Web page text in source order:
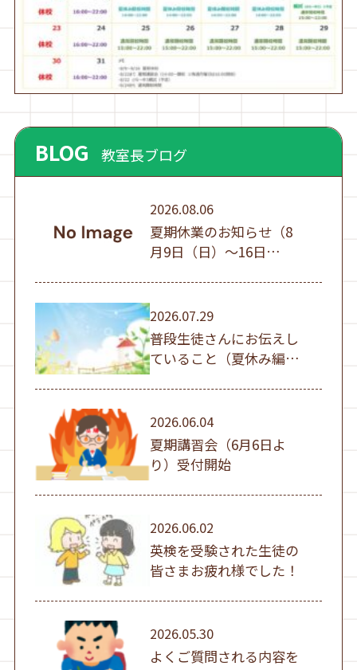
BLOG 教室長ブログ
2026.08.06
夏期休業のお知らせ（8
月9日（日）～16日
2026.07.29
普段生徒さんにお伝えし
ていること（夏休み編
①）
2026.06.04
夏期講習会（6月6日よ
り）受付開始
2026.06.02
英検を受験された生徒の
皆さまお疲れ様でした！
2026.05.30
よくご質問される内容を